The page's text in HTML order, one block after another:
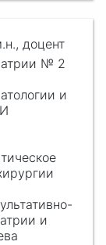
доцент
№ 2
и
и